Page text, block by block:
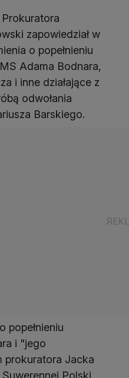
zapowiedział w
o popełnieniu
Adama Bodnara,
i inne działające z
odwołania
Barskiego.
popełnieniu
i "jego
prokuratora Jacka
Polski.